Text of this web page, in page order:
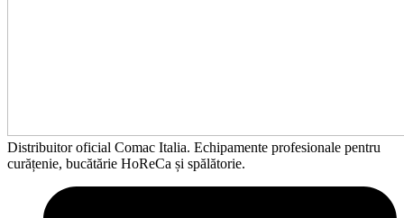
Distribuitor oficial Comac Italia. Echipamente profesionale pentru
curățenie, bucătărie HoReCa și spălătorie.